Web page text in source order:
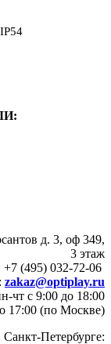
IP54
д. 3, оф 349,
3 этаж
+7 (495) 032-72-06
zakaz@optiplay.ru
чт с 9:00 до 18:00
17:00 (по Москве)
Петербурге: